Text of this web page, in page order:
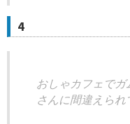
4
おしゃカフェで
さんに間違えら